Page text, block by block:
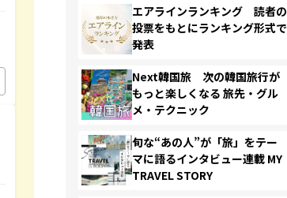
エアラインランキング 読者の
投票をもとにランキング形式で
発表
Next韓国旅 次の韓国旅行が
もっと楽しくなる 旅先・グル
メ・テクニック
旬な“あの人”が「旅」をテー
マに語るインタビュー連載 MY
TRAVEL STORY